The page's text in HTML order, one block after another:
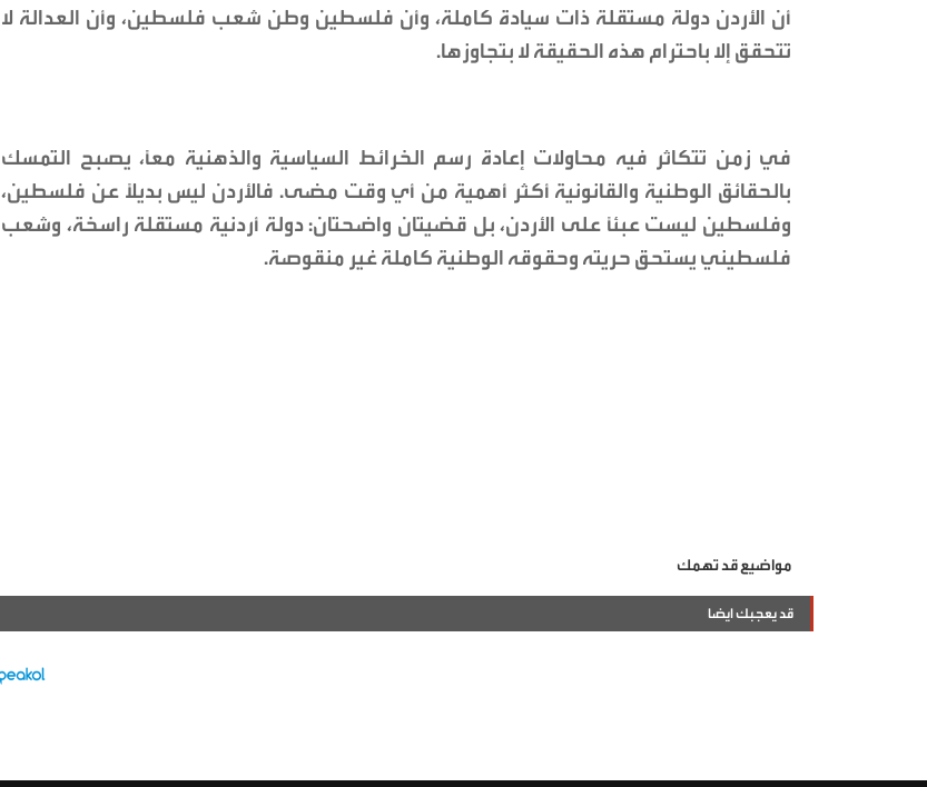
أن الأردن دولة مستقلة ذات سيادة كاملة، وأن فلسطين وطن شعب فلسطين، وأن العدالة لا
تتحقق إلا باحترام هذه الحقيقة لا بتجاوزها.
في زمن تتكاثر فيه محاولات إعادة رسم الخرائط السياسية والذهنية معاً، يصبح التمسك
بالحقائق الوطنية والقانونية أكثر أهمية من أي وقت مضى. فالأردن ليس بديلاً عن فلسطين،
وفلسطين ليست عبئاً على الأردن، بل قضيتان واضحتان: دولة أردنية مستقلة راسخة، وشعب
فلسطيني يستحق حريته وحقوقه الوطنية كاملة غير منقوصة.
مواضيع قد تهمك
قد يعجبك ايضا